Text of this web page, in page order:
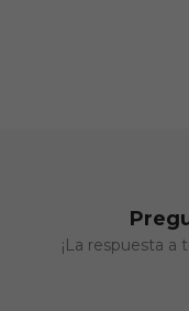
¡La respuesta a